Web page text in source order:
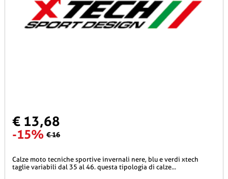
€ 13,68
-15% € 16
calze moto tecniche sportive invernali nere, blu e verdi xtech
taglie variabili dal 35 al 46. questa tipologia di calze...